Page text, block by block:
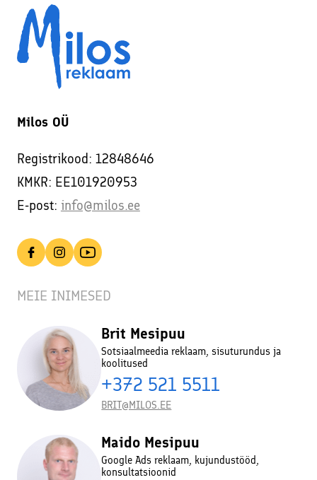
Milos OÜ
Registrikood: 12848646
KMKR: EE101920953
E-post: info@milos.ee
MEIE INIMESED
Brit Mesipuu
Sotsiaalmeedia reklaam, sisuturundus ja
koolitused
+372 521 5511
BRIT@MILOS.EE
Maido Mesipuu
Google Ads reklaam, kujundustööd,
konsultatsioonid